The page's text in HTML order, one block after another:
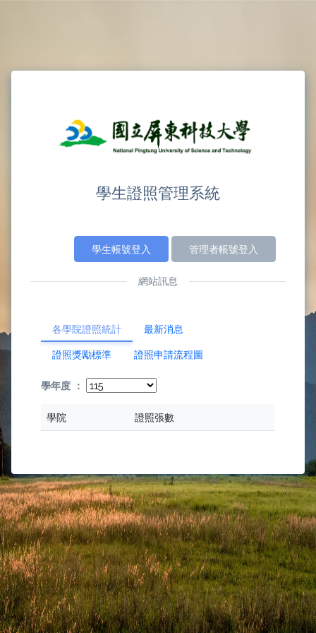
學生證照管理系統
學生帳號登入 管理者帳號登入
網站訊息
各學院證照統計 最新消息
證照獎勵標準 證照申請流程圖
學年度 ：
學院 證照張數